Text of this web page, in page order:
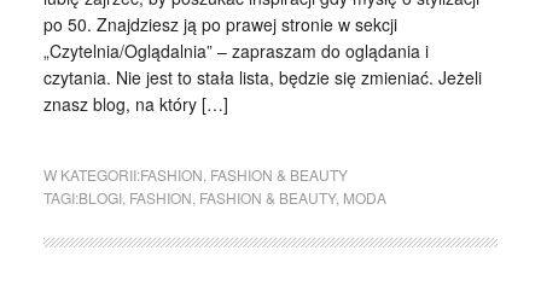
po 50. Znajdziesz ją po prawej stronie w sekcji
„Czytelnia/Oglądalnia” – zapraszam do oglądania i
czytania. Nie jest to stała lista, będzie się zmieniać. Jeżeli
znasz blog, na który […]
W KATEGORII:FASHION FASHION & BEAUTY
TAGI:BLOGI, FASHION FASHION & BEAUTY, MODA